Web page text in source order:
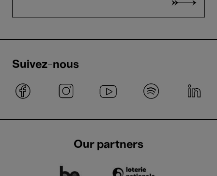
Suivez-nous
Our partners